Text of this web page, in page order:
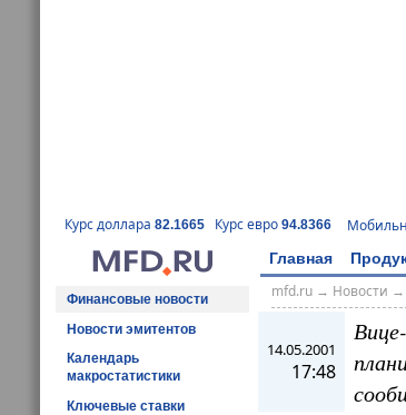
Курс доллара 82.1665 Курс евро 94.8366
Главная
Финансовые новости
Новости эмитентов
Календарь
макростатистики
Ключевые ставки
mfd.ru→ Новости →
14.05.2001
17:48